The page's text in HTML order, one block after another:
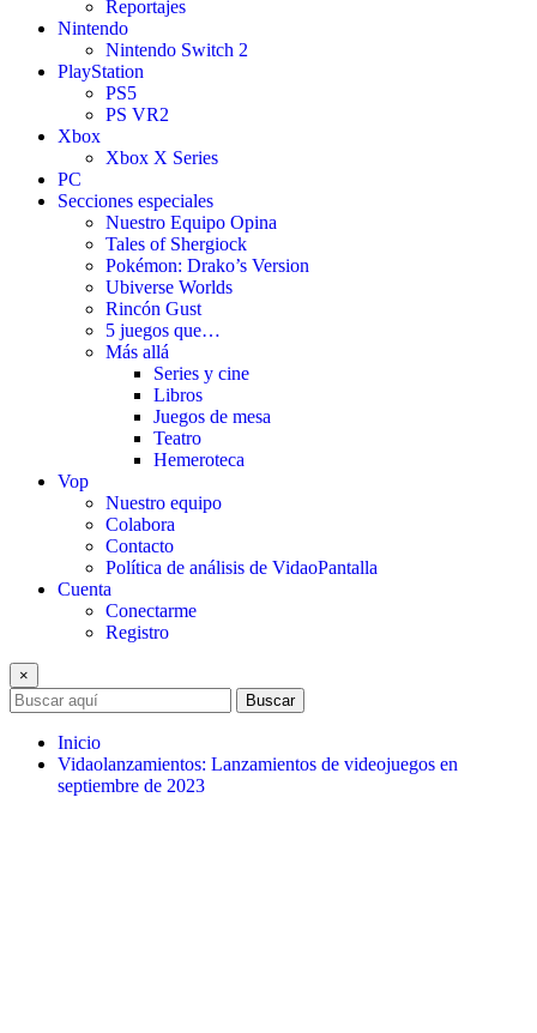
Reportajes
Nintendo
Nintendo Switch 2
PlayStation
PS5
PS VR2
Xbox
Xbox X Series
PC
Secciones especiales
Nuestro Equipo Opina
Tales of Shergiock
Pokémon: Drako’s Version
Ubiverse Worlds
Rincón Gust
5 juegos que…
Más allá
Series y cine
Libros
Juegos de mesa
Teatro
Hemeroteca
Vop
Nuestro equipo
Colabora
Contacto
Política de análisis de VidaoPantalla
Cuenta
Conectarme
Registro
×
Buscar
Inicio
Vidaolanzamientos: Lanzamientos de videojuegos en
septiembre de 2023